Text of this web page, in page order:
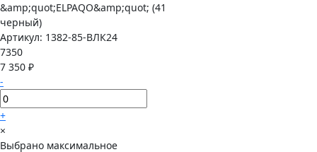
Артикул: 1382-85-ВЛК24
7350
7 350 ₽
-
+
×
Выбрано максимальное